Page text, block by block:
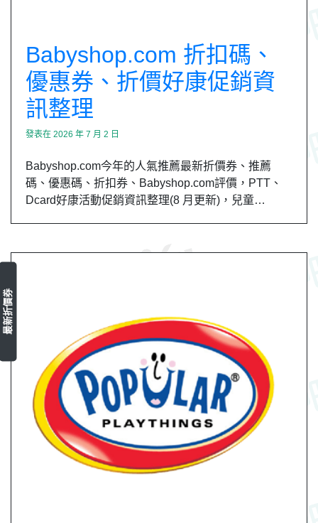
Babyshop.com 折扣碼、
優惠券、折價好康促銷資
訊整理
發表在 2026 年 7 月 2 日
Babyshop.com今年的人氣推薦最新折價券、推薦
碼、優惠碼、折扣券、Babyshop.com評價，PTT、
Dcard好康活動促銷資訊整理(8 月更新)，兒童…
最新折價券